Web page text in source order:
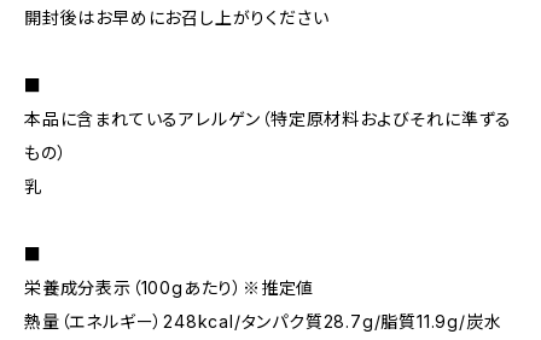
開封後はお早めにお召し上がりください
■
本品に含まれているアレルゲン（特定原材料およびそれに準ずる
もの）
乳
■
栄養成分表示（100gあたり）※推定値
熱量（エネルギー）248kcal/タンパク質28.7g/脂質11.9g/炭水